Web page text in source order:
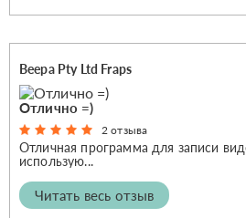
Beepa Pty Ltd Fraps
Отлично =)
2 отзыва
Отличная программа для записи
использую...
Читать весь отзыв